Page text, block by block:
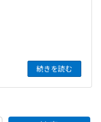
続きを読む